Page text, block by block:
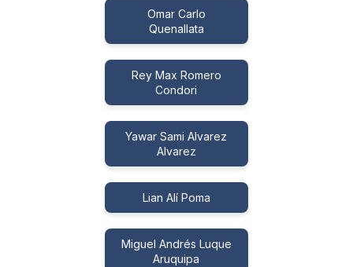
Omar Carlo
Quenallata
Rey Max Romero
Condori
Yawar Sami Alvarez
Alvarez
Lian Alí Poma
Miguel Andrés Luque
Aruquipa